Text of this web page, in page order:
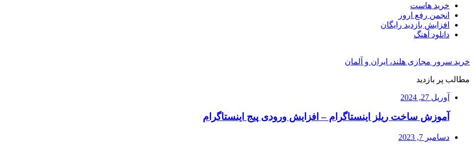
خرید هاست
انجمن رفع ارور
افزایش بازدید رایگان
دانلود آهنگ
خرید سرور مجازی هلند، ایران و آلمان
مطالب پر بازدید
آوریل 27, 2024
آموزش ساخت ریلز اینستاگرام – افزایش ورودی پیج اینستاگرام
دسامبر 7, 2023